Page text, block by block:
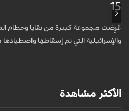
15
عُرِضت مجموعة كبيرة من بقايا وحطام
والإسرائيلية التي تم إسقاطها
الأكثر مشاهدة